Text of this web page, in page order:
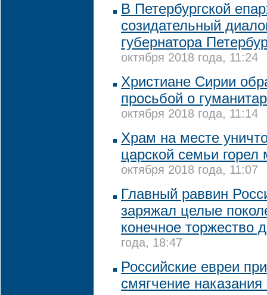
В Петербургской
созидательный
губернатора
октября 2018 года, 11:24
Христиане Сирии
просьбой о
октября 2018 года, 11:14
Храм на месте
царской семьи
октября 2018 года, 11:07
Главный раввин
заряжал целые
конечное торжество
года, 18:47
Российские евреи
смягчение